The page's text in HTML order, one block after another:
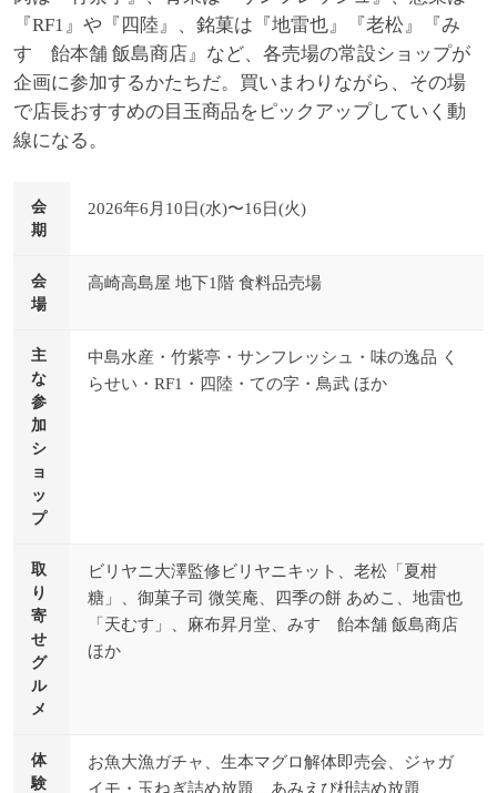
『RF1』や『四陸』、銘菓は『地雷也』『老松』『み
すゞ飴本舗 飯島商店』など、各売場の常設ショップが
企画に参加するかたちだ。買いまわりながら、その場
で店長おすすめの目玉商品をピックアップしていく動
線になる。
会
期
2026年6月10日(水)〜16日(火)
会
場
高崎高島屋 地下1階 食料品売場
主
な
参
加
シ
ョ
ッ
プ
中島水産・竹紫亭・サンフレッシュ・味の逸品 く
らせい・RF1・四陸・ての字・鳥武 ほか
取
り
寄
せ
グ
ル
メ
ビリヤニ大澤監修ビリヤニキット、老松「夏柑
糖」、御菓子司 微笑庵、四季の餅 あめこ、地雷也
「天むす」、麻布昇月堂、みすゞ飴本舗 飯島商店
ほか
体
験
お魚大漁ガチャ、生本マグロ解体即売会、ジャガ
イモ・玉ねぎ詰め放題、あみえび枡詰め放題